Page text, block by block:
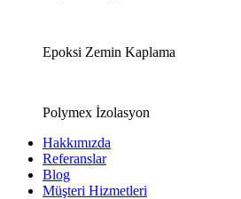
Epoksi Zemin Kaplama
Polymex İzolasyon
Hakkımızda
Referanslar
Blog
Müşteri Hizmetleri